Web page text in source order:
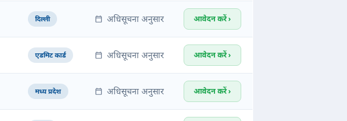
दिल्ली अधिसूचना अनुसार आवेदन करें ›
एडमिट कार्ड अधिसूचना अनुसार आवेदन करें ›
मध्य प्रदेश अधिसूचना अनुसार आवेदन करें ›